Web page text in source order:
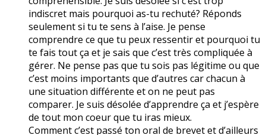
indiscret mais pourquoi as-tu rechuté? Réponds
seulement si tu te sens à l’aise. Je pense
comprendre ce que tu peux ressentir et pourquoi tu
te fais tout ça et je sais que c’est très compliquée à
gérer. Ne pense pas que tu sois pas légitime ou que
c’est moins importants que d’autres car chacun à
une situation différente et on ne peut pas
comparer. Je suis désolée d’apprendre ça et j’espère
de tout mon coeur que tu iras mieux.
Comment c’est passé ton oral de brevet et d’ailleurs